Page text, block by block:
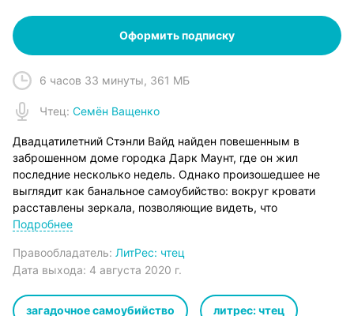
Оформить подписку
6 часов 33 минуты, 361 МБ
Чтец: Семён Ващенко
Двадцатилетний Стэнли Вайд найден повешенным в
заброшенном доме городка Дарк Маунт, где он жил
последние несколько недель. Однако произошедшее не
выглядит как банальное самоубийство: вокруг кровати
расставлены зеркала, позволяющие видеть, что
происходит под ней, а все стекла в старом доме
один голос утверждают, что незадолго до смерти парень
начал вести себя очень странно, после чего оборвал все
находит улики, которые свидетельствуют об одном: Вайд
Подробнее
Правообладатель: ЛитРес: чтец
Дата выхода: 4 августа 2020 г.
загадочное самоубийство литрес: чтец